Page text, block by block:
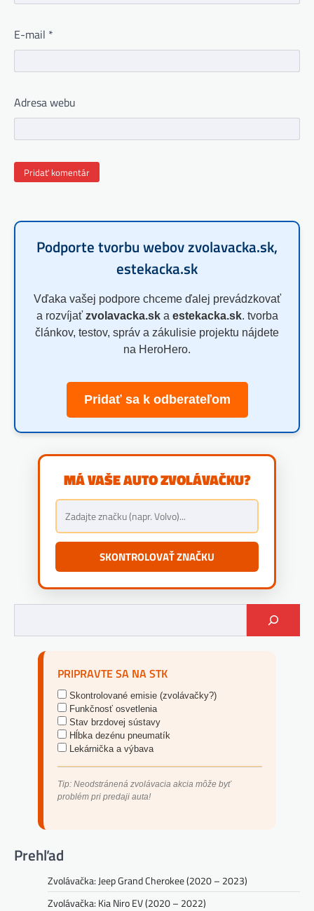
E-mail *
Adresa webu
Podporte tvorbu webov zvolavacka.sk,
estekacka.sk
Vďaka vašej podpore chceme ďalej prevádzkovať
a rozvíjať zvolavacka.ska estekacka.sk. tvorba
článkov, testov, správ a zákulisie projektu nájdete
na HeroHero.
Pridať sa k odberateľom
MÁ VAŠE AUTO ZVOLÁVAČKU?
SKONTROLOVAŤ ZNAČKU
PRIPRAVTE SA NA STK
Skontrolované emisie (zvolávačky?)
Funkčnosť osvetlenia
Stav brzdovej sústavy
Hĺbka dezénu pneumatík
Lekárnička a výbava
Tip: Neodstránená zvolávacia akcia môže byť
problém pri predaji auta!
Prehľad
Zvolávačka: Jeep Grand Cherokee (2020 – 2023)
Zvolávačka: Kia Niro EV (2020 – 2022)